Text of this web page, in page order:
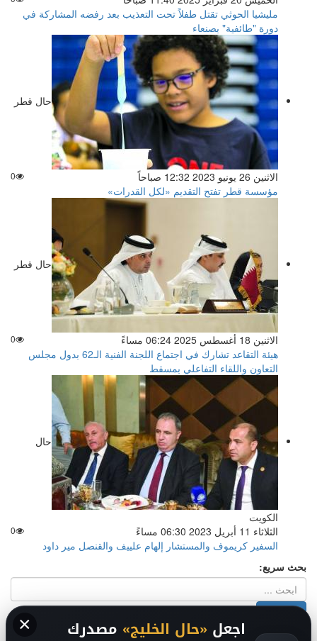
مليشيا الحوثي تقتل طفلاً تحت التعذيب بعد رفضه المشاركة في
دورة "طائفية" بصنعاء
حال قطر
الاثنين 26 يونيو 2023 12:32 صباحاً 0
مؤسسة قطر تفتح التقديم «لكل القدرات»
حال قطر
الاثنين 18 أغسطس 2025 06:24 مساءً 0
هيئة التقاعد تشارك في اجتماع اللجنة الفنية الـ62 بدول مجلس
التعاون واللقاء التفاعلي بمسقط
حال
الكويت
الثلاثاء 11 أبريل 2023 06:30 مساءً
0
السفير كريموف والمستشار إلهام علييف والقنصل مير داود
بحث سريع:
2026 سياسة الخصوصية -حقوق الملكية الفكرية DMCA -
-
× اجعل «حال الخليج» مصدرك